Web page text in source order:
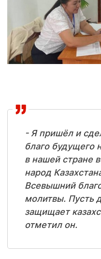
- Я пришёл и
благо будущего
в нашей стране
народ
Всевышний
молитвы. Пусть
защищает
отметил он.